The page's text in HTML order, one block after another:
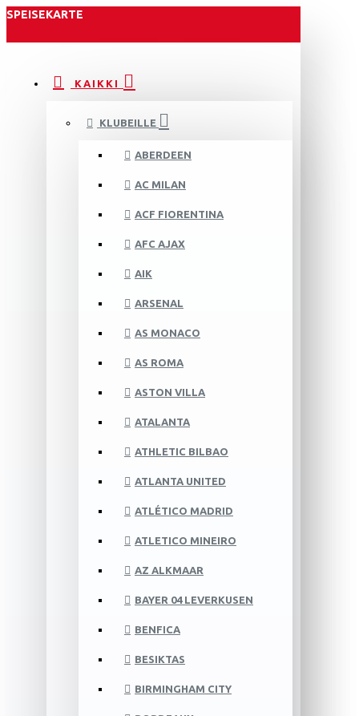
SPEISEKARTE
KAIKKI
KLUBEILLE
ABERDEEN
AC MILAN
ACF FIORENTINA
AFC AJAX
AIK
ARSENAL
AS MONACO
AS ROMA
ASTON VILLA
ATALANTA
ATHLETIC BILBAO
ATLANTA UNITED
ATLÉTICO MADRID
ATLETICO MINEIRO
AZ ALKMAAR
BAYER 04 LEVERKUSEN
BENFICA
BESIKTAS
BIRMINGHAM CITY